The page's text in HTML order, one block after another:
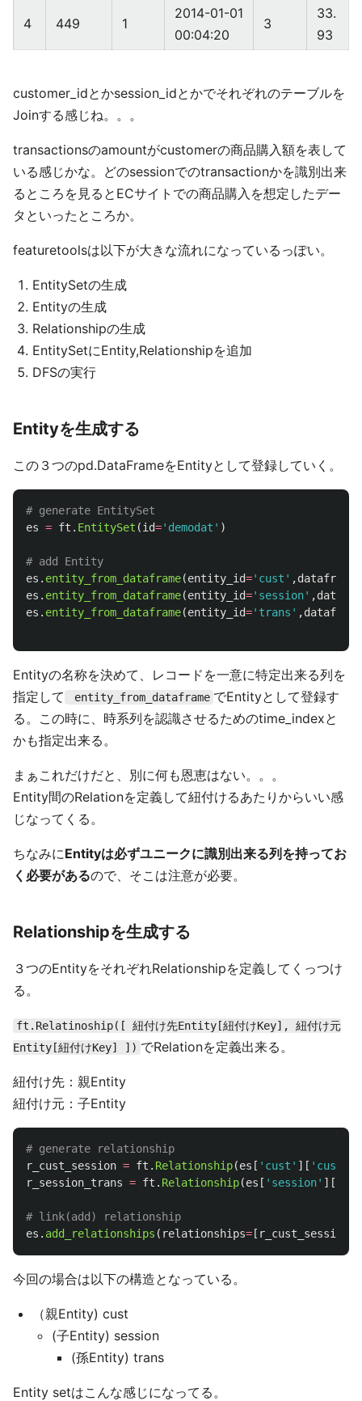
4 449 1
2014-01-01
00:04:20
3
33.
93
customer_idとかsession_idとかでそれぞれのテーブルを
Joinする感じね。。。
transactionsのamountがcustomerの商品購入額を表して
いる感じかな。どのsessionでのtransactionかを識別出来
るところを見るとECサイトでの商品購入を想定したデー
タといったところか。
featuretoolsは以下が大きな流れになっているっぽい。
EntitySetの生成
Entityの生成
Relationshipの生成
EntitySetにEntity,Relationshipを追加
DFSの実行
Entityを生成する
この３つのpd.DataFrameをEntityとして登録していく。
es = ft . EntitySet (id=' demodat ' )
es . entity_from_dataframe(entity_id=' cust ' ,dataframe
es . entity_from_dataframe(entity_id=' session' ,
es . entity_from_dataframe(entity_id=' trans ' ,dataframe
Entityの名称を決めて、レコードを一意に特定出来る列を
指定して
entity_from_dataframe でEntityとして登録す
る。この時に、時系列を認識させるためのtime_indexと
かも指定出来る。
まぁこれだけだと、別に何も恩恵はない。。。
Entity間のRelationを定義して紐付けるあたりからいい感
じなってくる。
ちなみにEntityは必ずユニークに識別出来る列を持ってお
く必要があるので、そこは注意が必要。
Relationshipを生成する
３つのEntityをそれぞれRelationshipを定義してくっつけ
る。
ft.Relatinoship([ 紐付け先Entity[紐付けKey], 紐付け元
Entity[紐付けKey] ]) でRelationを定義出来る。
紐付け先：親Entity
紐付け元：子Entity
r_cust_session = ft . Relationship(es [ ' cust ' ][ '
r_session_trans = ft . Relationship(es [ ' session' ][
es . add_relationships ( relationships= [ r_cust_session
今回の場合は以下の構造となっている。
（親Entity) cust
(子Entity) session
(孫Entity) trans
Entity setはこんな感じになってる。